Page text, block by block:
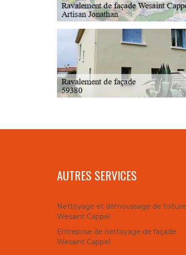
AUTRES SERVICES
Nettoyage et démoussage de toiture
Wesaint Cappel
Entreprise de nettoyage de façade
Wesaint Cappel